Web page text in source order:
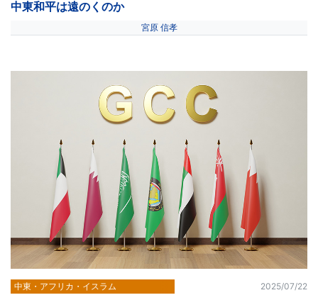
中東和平は遠のくのか
宮原 信孝
中東・アフリカ・イスラム 2025/07/22